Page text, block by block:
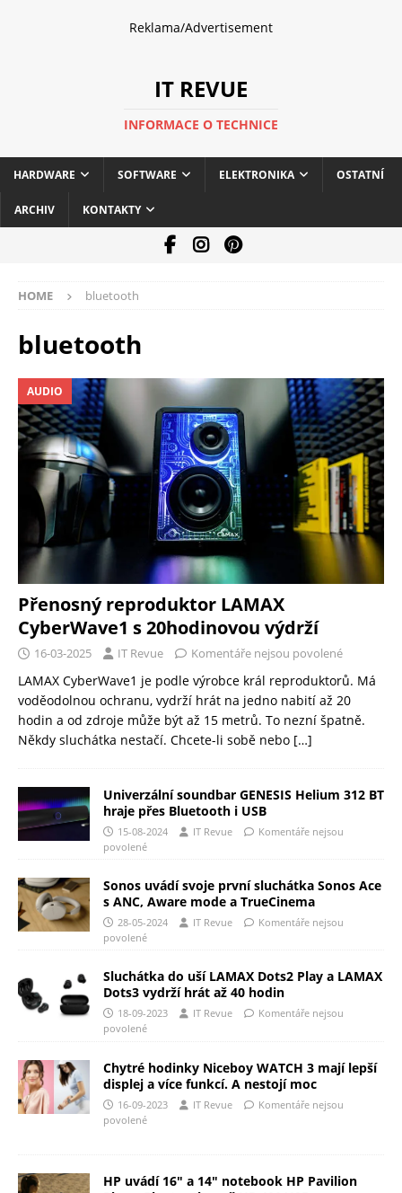
Reklama/Advertisement
IT REVUE
INFORMACE O TECHNICE
HARDWARE SOFTWARE ELEKTRONIKA OSTATNÍ
ARCHIV KONTAKTY
HOME bluetooth
bluetooth
AUDIO
Přenosný reproduktor LAMAX
CyberWave1 s 20hodinovou výdrží
16-03-2025 IT Revue Komentáře nejsou povolené
LAMAX CyberWave1 je podle výrobce král reproduktorů. Má
voděodolnou ochranu, vydrží hrát na jedno nabití až 20
hodin a od zdroje může být až 15 metrů. To nezní špatně.
Někdy sluchátka nestačí. Chcete-li sobě nebo […]
Univerzální soundbar GENESIS Helium 312 BT
hraje přes Bluetooth i USB
15-08-2024 IT Revue
Komentáře nejsou
povolené
Sonos uvádí svoje první sluchátka Sonos Ace
s ANC, Aware mode a TrueCinema
28-05-2024 IT Revue
Komentáře nejsou
povolené
Sluchátka do uší LAMAX Dots2 Play a LAMAX
Dots3 vydrží hrát až 40 hodin
18-09-2023 IT Revue
Komentáře nejsou
povolené
Chytré hodinky Niceboy WATCH 3 mají lepší
displej a více funkcí. A nestojí moc
16-09-2023 IT Revue
Komentáře nejsou
povolené
HP uvádí 16″ a 14″ notebook HP Pavilion